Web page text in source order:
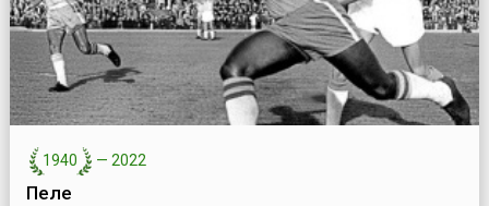
1940 — 2022
Пеле